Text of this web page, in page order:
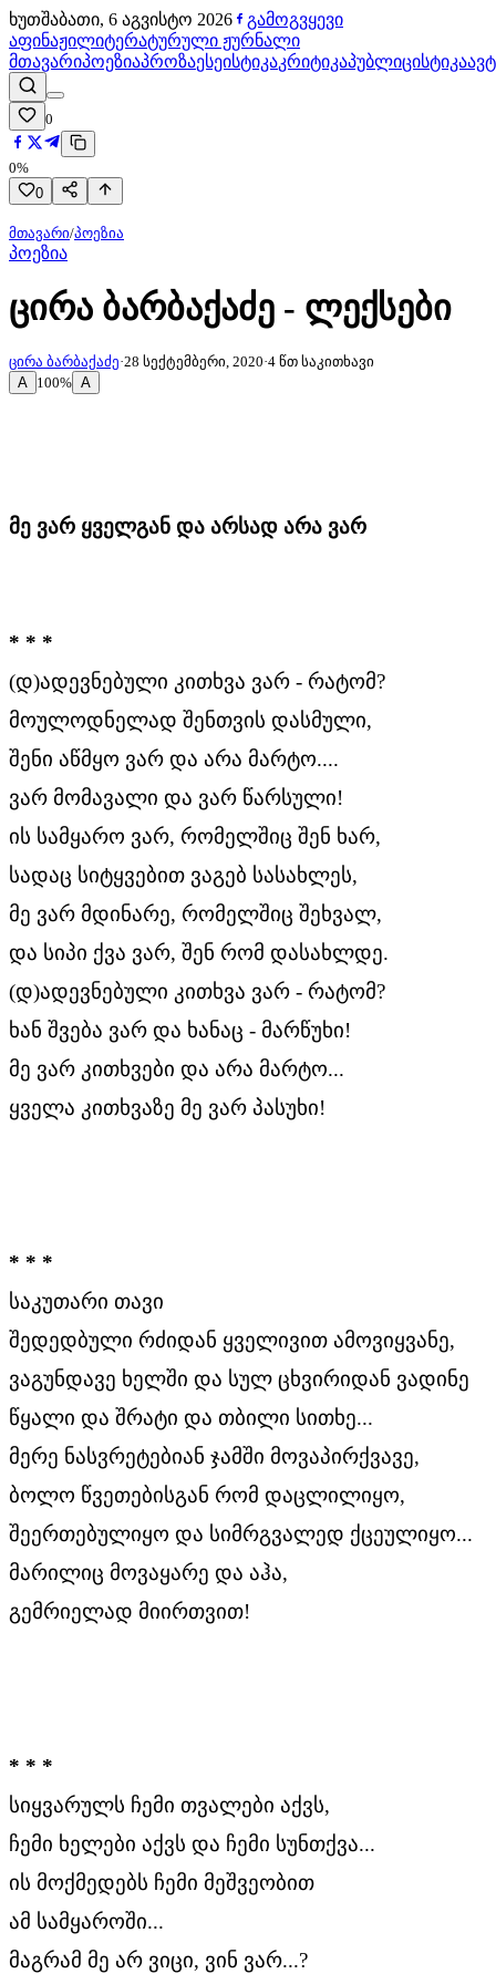
ხუთშაბათი, 6 აგვისტო 2026
გამოგვყევი
აფინაჟილიტერატურული ჟურნალი
მთავარიპოეზიაპროზაესეისტიკაკრიტიკაპუბლიცისტიკა
0
0%
0
მთავარი/პოეზია
პოეზია
ცირა ბარბაქაძე - ლექსები
ცირა ბარბაქაძე·28 სექტემბერი, 2020·4 წთ საკითხავი
A 100% A
მე ვარ ყველგან და არსად არა ვარ
* * *
(დ)ადევნებული კითხვა ვარ - რატომ?
მოულოდნელად შენთვის დასმული,
შენი აწმყო ვარ და არა მარტო....
ვარ მომავალი და ვარ წარსული!
ის სამყარო ვარ, რომელშიც შენ ხარ,
სადაც სიტყვებით ვაგებ სასახლეს,
მე ვარ მდინარე, რომელშიც შეხვალ,
და სიპი ქვა ვარ, შენ რომ დასახლდე.
(დ)ადევნებული კითხვა ვარ - რატომ?
ხან შვება ვარ და ხანაც - მარწუხი!
მე ვარ კითხვები და არა მარტო...
ყველა კითხვაზე მე ვარ პასუხი!
* * *
საკუთარი თავი
შედედბული რძიდან ყველივით ამოვიყვანე,
ვაგუნდავე ხელში და სულ ცხვირიდან ვადინე
წყალი და შრატი და თბილი სითხე...
მერე ნასვრეტებიან ჯამში მოვაპირქვავე,
ბოლო წვეთებისგან რომ დაცლილიყო,
შეერთებულიყო და სიმრგვალედ ქცეულიყო...
მარილიც მოვაყარე და აჰა,
გემრიელად მიირთვით!
* * *
სიყვარულს ჩემი თვალები აქვს,
ჩემი ხელები აქვს და ჩემი სუნთქვა...
ის მოქმედებს ჩემი მეშვეობით
ამ სამყაროში...
მაგრამ მე არ ვიცი, ვინ ვარ...?